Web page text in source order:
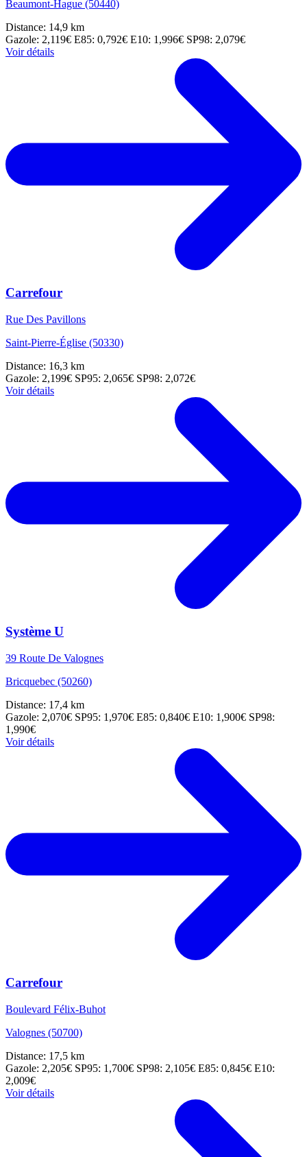
Beaumont-Hague (50440)
Distance: 14,9 km
Gazole: 2,119€ E85: 0,792€ E10: 1,996€ SP98: 2,079€
Voir détails
Carrefour
Rue Des Pavillons
Saint-Pierre-Église (50330)
Distance: 16,3 km
Gazole: 2,199€ SP95: 2,065€ SP98: 2,072€
Voir détails
Système U
39 Route De Valognes
Bricquebec (50260)
Distance: 17,4 km
Gazole: 2,070€ SP95: 1,970€ E85: 0,840€ E10: 1,900€ SP98:
1,990€
Voir détails
Carrefour
Boulevard Félix-Buhot
Valognes (50700)
Distance: 17,5 km
Gazole: 2,205€ SP95: 1,700€ SP98: 2,105€ E85: 0,845€ E10:
2,009€
Voir détails